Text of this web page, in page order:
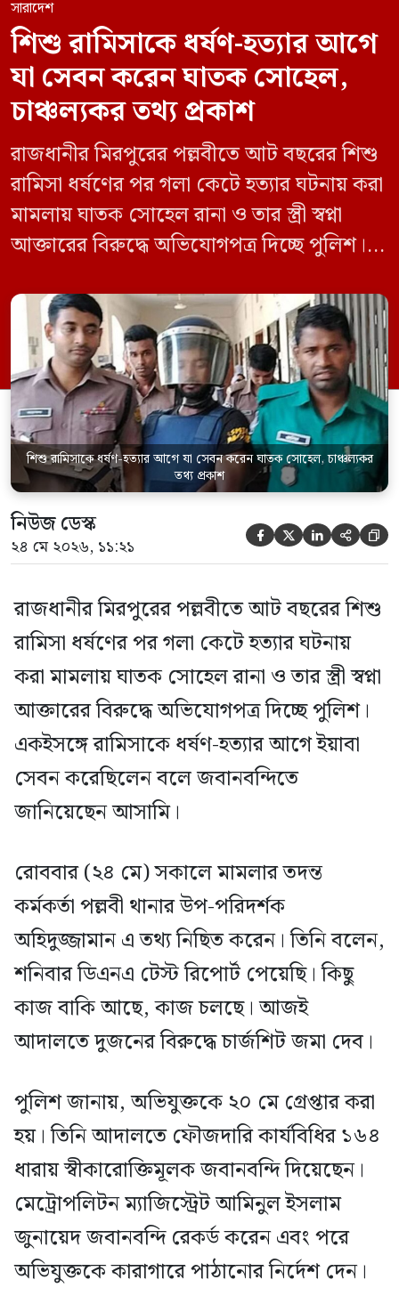
সারাদেশ
শিশু রামিসাকে ধর্ষণ-হত্যার আগে
যা সেবন করেন ঘাতক সোহেল,
চাঞ্চল্যকর তথ্য প্রকাশ
রাজধানীর মিরপুরের পল্লবীতে আট বছরের শিশু
রামিসা ধর্ষণের পর গলা কেটে হত্যার ঘটনায় করা
মামলায় ঘাতক সোহেল রানা ও তার স্ত্রী স্বপ্না
আক্তারের বিরুদ্ধে অভিযোগপত্র দিচ্ছে পুলিশ।
সেবন করেছিলেন বলে জবানবন্দিতে
জানিয়েছেন আসামি। রোববার (২৪ মে) সকালে
মামলার তদন্ত কর্মকর্তা পল্লবী থানার উপ-
পরিদর্শক অহিদুজ্জামান এ তথ্য নিছিত করেন।
তিনি বলেন, […]
শিশু রামিসাকে ধর্ষণ-হত্যার আগে যা সেবন করেন ঘাতক সোহেল, চাঞ্চল্যকর
তথ্য প্রকাশ
নিউজ ডেস্ক
২৪ মে ২০২৬, ১১:২১     
রাজধানীর মিরপুরের পল্লবীতে আট বছরের শিশু
রামিসা ধর্ষণের পর গলা কেটে হত্যার ঘটনায়
করা মামলায় ঘাতক সোহেল রানা ও তার স্ত্রী স্বপ্না
আক্তারের বিরুদ্ধে অভিযোগপত্র দিচ্ছে পুলিশ।
একইসঙ্গে রামিসাকে ধর্ষণ-হত্যার আগে ইয়াবা
সেবন করেছিলেন বলে জবানবন্দিতে
জানিয়েছেন আসামি।
রোববার (২৪ মে) সকালে মামলার তদন্ত
কর্মকর্তা পল্লবী থানার উপ-পরিদর্শক
অহিদুজ্জামান এ তথ্য নিছিত করেন। তিনি বলেন,
শনিবার ডিএনএ টেস্ট রিপোর্ট পেয়েছি। কিছু
কাজ বাকি আছে, কাজ চলছে। আজই
আদালতে দুজনের বিরুদ্ধে চার্জশিট জমা দেব।
পুলিশ জানায়, অভিযুক্তকে ২০ মে গ্রেপ্তার করা
হয়। তিনি আদালতে ফৌজদারি কার্যবিধির ১৬৪
ধারায় স্বীকারোক্তিমূলক জবানবন্দি দিয়েছেন।
মেট্রোপলিটন ম্যাজিস্ট্রেট আমিনুল ইসলাম
জুনায়েদ জবানবন্দি রেকর্ড করেন এবং পরে
অভিযুক্তকে কারাগারে পাঠানোর নির্দেশ দেন।